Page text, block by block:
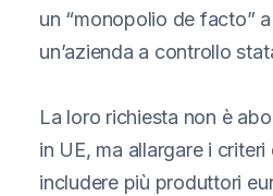
un “monopolio de facto”
un’azienda a controllo
La loro richiesta non è
in UE, ma allargare i
includere più produttori